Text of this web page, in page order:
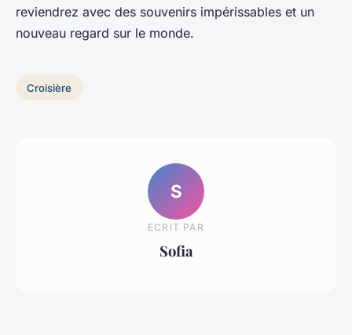
reviendrez avec des souvenirs impérissables et un
nouveau regard sur le monde.
Croisière
S
ECRIT PAR
Sofia